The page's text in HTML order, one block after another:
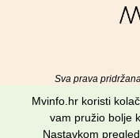
Sva prava
Mvinfo.hr koristi
vam pružio bolje
Nastavkom